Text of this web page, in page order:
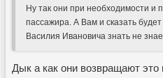
Ну так они при необходимости и
пассажира. А Вам и сказать
Василия Ивановича знать не
Дык а как они возвращают это